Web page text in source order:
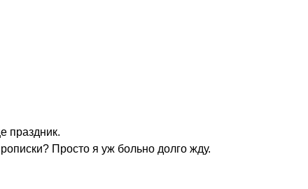
праздник.
Просто я уж больно долго жду.